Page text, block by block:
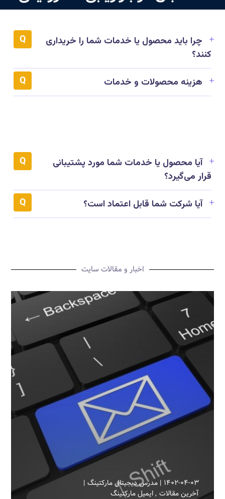
چرا باید محصول یا خدمات شما را خریداری
کنند؟
هزینه محصولات و خدمات
آیا محصول یا خدمات شما مورد پشتیبانی
قرار می‌گیرد؟
آیا شرکت شما قابل اعتماد است؟
اخبار و مقالات سایت
۱۴۰۲-۰۴-۰۳
مدرس دیجیتال مارکتینگ
آخرین مقالات ایمیل مارکتینگ